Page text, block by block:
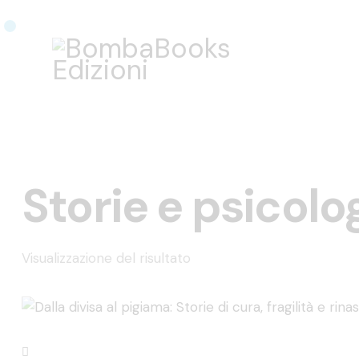
Storie e
Visualizzazione del risultato